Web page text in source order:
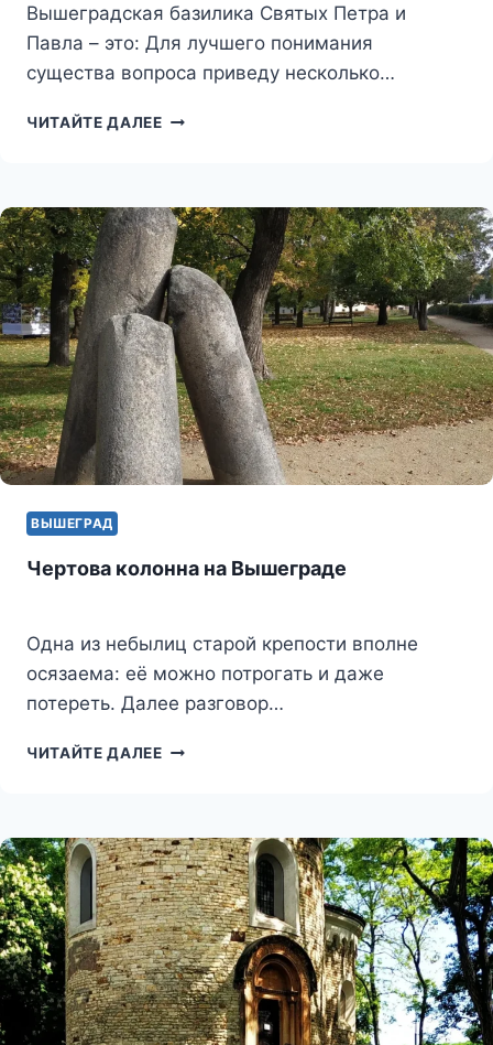
Вышеградская базилика Святых Петра и
Павла – это: Для лучшего понимания
существа вопроса приведу несколько…
ЧИТАЙТЕ ДАЛЕЕБАЗИЛИКА
ПАВЛА
(ВЫШЕГРАД)
ВЫШЕГРАД
Чертова колонна на Вышеграде
Одна из небылиц старой крепости вполне
осязаема: её можно потрогать и даже
потереть. Далее разговор…
ЧИТАЙТЕ ДАЛЕЕЧЕРТОВА